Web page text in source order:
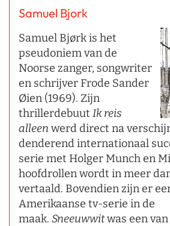
Samuel Bjork
Samuel Bjørk is het
pseudoniem van de
Noorse zanger, songwriter
en schrijver Frode Sander
Øien (1969). Zijn
thrillerdebuut Ik reis
alleen werd direct na
denderend internationaal
serie met Holger Munch en
hoofdrollen wordt in meer
vertaald. Bovendien zijn er
Amerikaanse tv-serie in de
maak. Sneeuwwitwas een van